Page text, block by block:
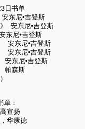
日书单
东尼•吉登斯
安东尼•吉登斯
尼•吉登斯
安东尼•吉登斯
安东尼•吉登斯
东尼•吉登斯
帕森斯
：
宣扬
华康德